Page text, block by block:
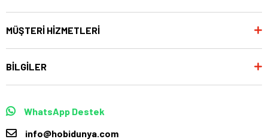
MÜŞTERİ HİZMETLERİ
BİLGİLER
WhatsApp Destek
info@hobidunya.com